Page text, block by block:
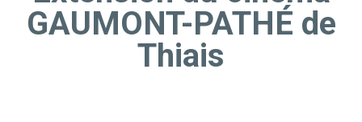
GAUMONT-PATHÉ de
Thiais